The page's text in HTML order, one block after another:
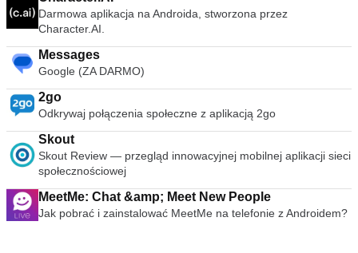
Darmowa aplikacja na Androida, stworzona przez
Character.AI.
Messages
Google (ZA DARMO)
2go
Odkrywaj połączenia społeczne z aplikacją 2go
Skout
Skout Review — przegląd innowacyjnej mobilnej aplikacji sieci
społecznościowej
MeetMe: Chat &amp; Meet New People
Jak pobrać i zainstalować MeetMe na telefonie z Androidem?